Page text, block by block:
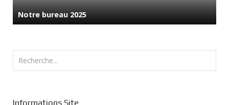
Notre bureau 2025
Rechercher
Informations Site